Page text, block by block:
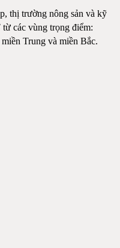
thị trường nông sản và kỹ
các vùng trọng điểm:
Trung và miền Bắc.